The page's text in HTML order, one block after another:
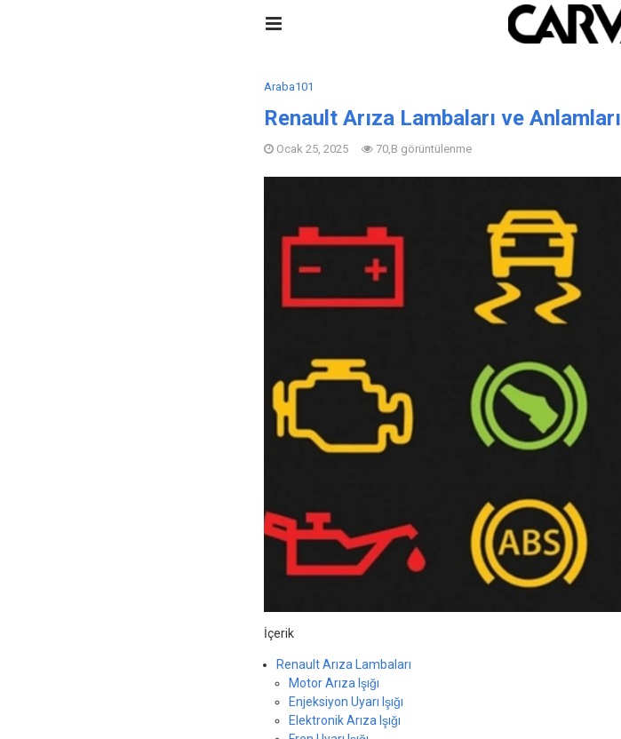
Araba101
Renault Arıza Lambaları ve Anlamları
Ocak 25, 2025 70,B görüntülenme
İçerik
Renault Arıza Lambaları
Motor Arıza Işığı
Enjeksiyon Uyarı Işığı
Elektronik Arıza Işığı